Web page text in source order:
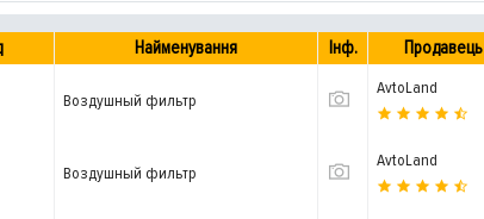
Найменування Інф. Продавець
Воздушный фильтр
AvtoLand
Воздушный фильтр
AvtoLand